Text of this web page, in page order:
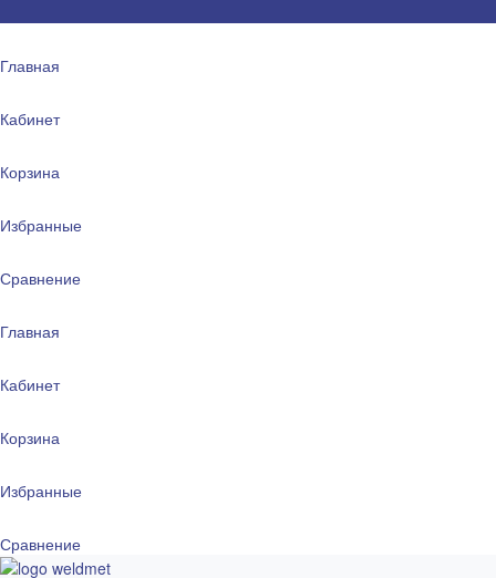
Главная
Кабинет
Корзина
Избранные
Сравнение
Главная
Кабинет
Корзина
Избранные
Сравнение